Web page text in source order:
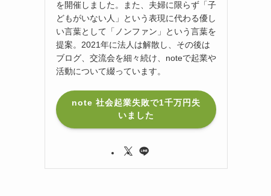
を開催しました。また、夫婦に限らず「子
どもがいない人」という表現に代わる優し
い言葉として「ノンファン」という言葉を
提案。2021年に法人は解散し、その後は
ブログ、交流会を細々続け、noteで起業や
活動について綴っています。
note 社会起業失敗で1千万円失
いました